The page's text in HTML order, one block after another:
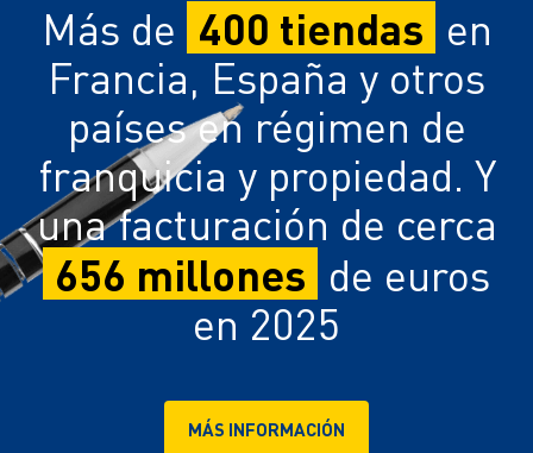
Más de 400 tiendas en
Francia, España y otros
países en régimen de
franquicia y propiedad. Y
una facturación de cerca
656 millones de euros
en 2025
MÁS INFORMACIÓN